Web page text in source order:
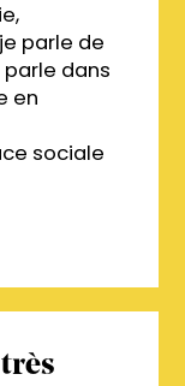
parle de
dans
en
sociale